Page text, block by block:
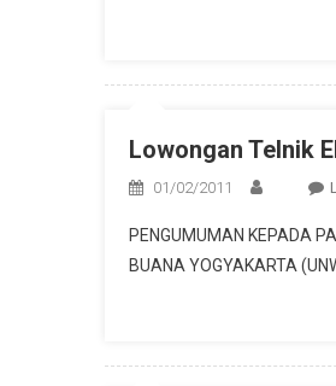
Lowongan Telnik
01/02/2011
PENGUMUMAN KEPADA
BUANA YOGYAKARTA